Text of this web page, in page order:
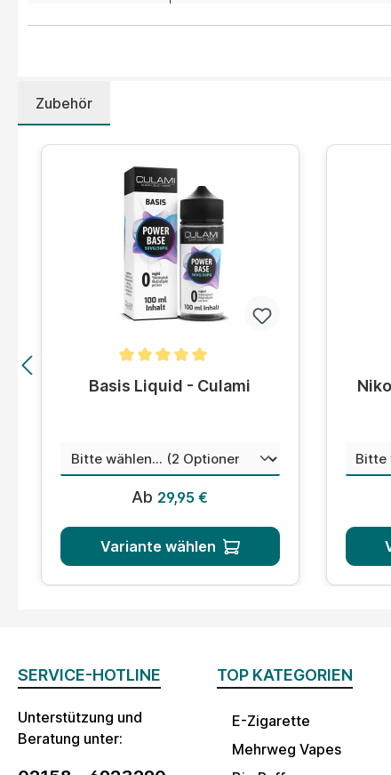
Zubehör
Produktgalerie überspringen
Durchschnittliche Bewertung von 5 von 5 Sternen
Basis Liquid - Culami
Mengeauswählen
Regulärer Preis:
Ab 29,95 €
Variante wählen
SERVICE-HOTLINE
Unterstützung und
Beratung unter:
TOP KATEGORIEN
E-Zigarette
Mehrweg Vapes